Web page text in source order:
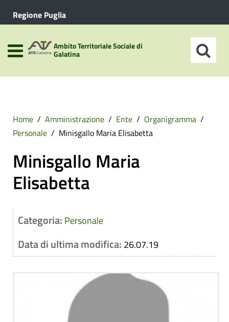
Regione Puglia
Ambito Territoriale Sociale di
Galatina
Home Amministrazione Ente
Organigramma
Personale
Minisgallo Maria Elisabetta
Minisgallo Maria
Elisabetta
Categoria: Personale
Data di ultima modifica: 26.07.19